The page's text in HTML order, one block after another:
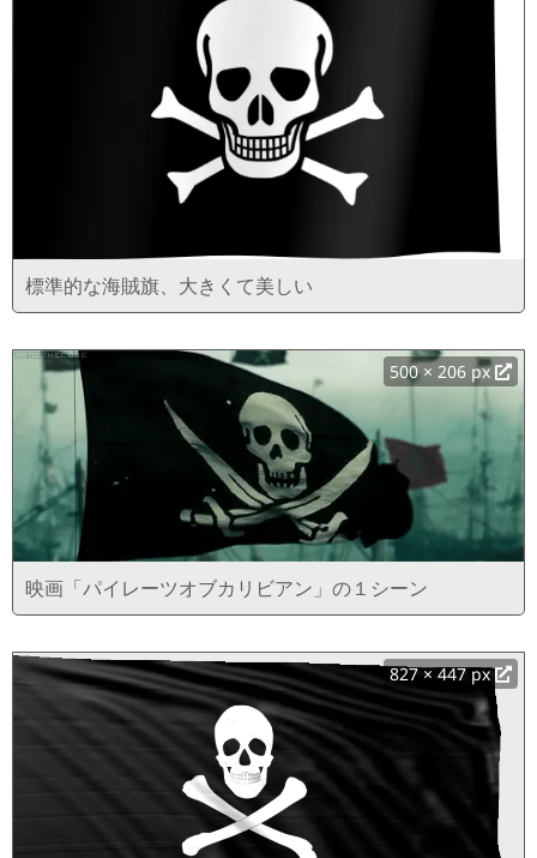
標準的な海賊旗、大きくて美しい
500 × 206 px
映画「パイレーツオブカリビアン」の１シーン
827 × 447 px